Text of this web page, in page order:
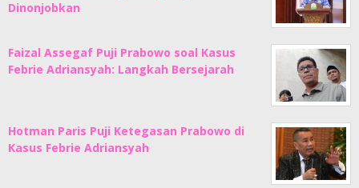
Dinonjobkan
Faizal Assegaf Puji Prabowo soal Kasus
Febrie Adriansyah: Langkah Bersejarah
Hotman Paris Puji Ketegasan Prabowo di
Kasus Febrie Adriansyah